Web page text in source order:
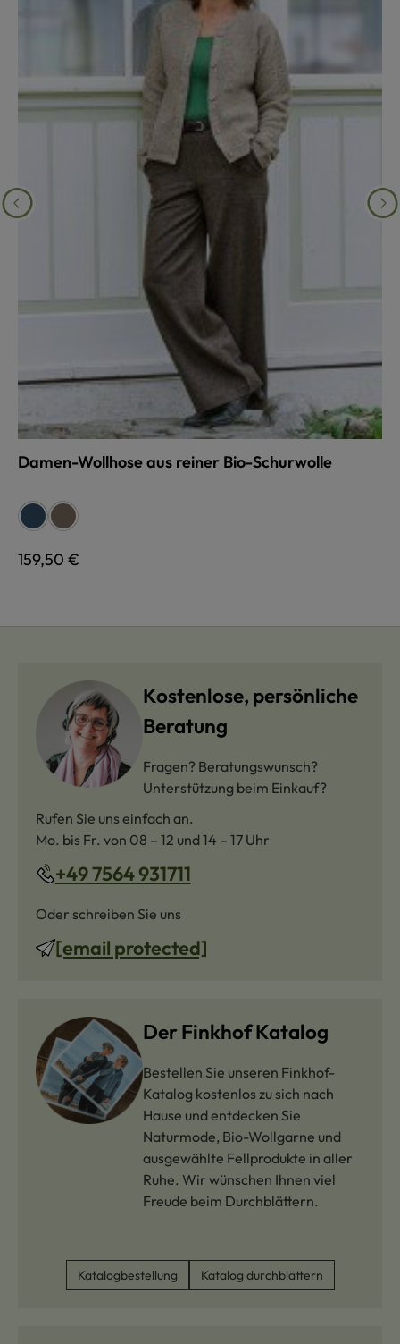
Damen-Wollhose aus reiner Bio-Schurwolle
Farbe auswählen
jeans braunmeliert
Regulärer Preis:
159,50 €
Kostenlose, persönliche
Beratung
Fragen? Beratungswunsch?
Unterstützung beim Einkauf?
Rufen Sie uns einfach an.
Mo. bis Fr. von 08 – 12 und 14 – 17 Uhr
+49 7564 931711
Oder schreiben Sie uns
[email protected]
Der Finkhof Katalog
Bestellen Sie unseren Finkhof-
Katalog kostenlos zu sich nach
Hause und entdecken Sie
Naturmode, Bio-Wollgarne und
ausgewählte Fellprodukte in aller
Ruhe. Wir wünschen Ihnen viel
Freude beim Durchblättern.
Katalogbestellung Katalog durchblättern